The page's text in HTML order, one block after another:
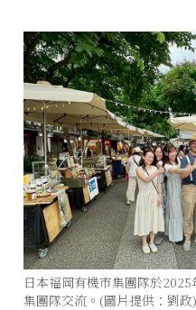
日本福岡有機市集團隊於
集團隊交流。(圖片提供：劉政)